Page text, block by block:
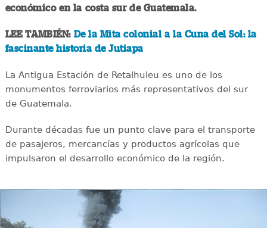
económico en la costa sur de Guatemala.
LEE TAMBIÉN: De la Mita colonial a la Cuna del Sol: la
fascinante historia de Jutiapa
La Antigua Estación de Retalhuleu es uno de los
monumentos ferroviarios más representativos del sur
de Guatemala.
Durante décadas fue un punto clave para el transporte
de pasajeros, mercancías y productos agrícolas que
impulsaron el desarrollo económico de la región.